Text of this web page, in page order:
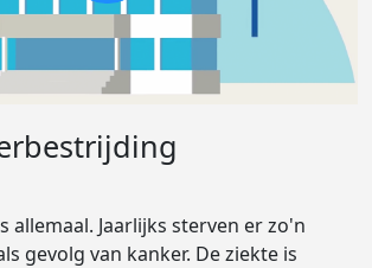
allemaal. Jaarlijks sterven er zo'n
gevolg van kanker. De ziekte is